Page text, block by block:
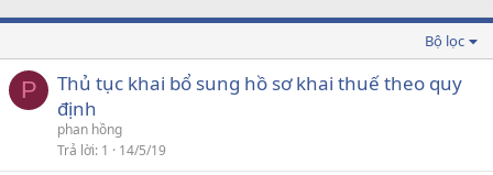
Bộ lọc
P
Thủ tục khai bổ sung hồ sơ khai thuế theo quy
định
phan hồng
Trả lời 1 14/5/19